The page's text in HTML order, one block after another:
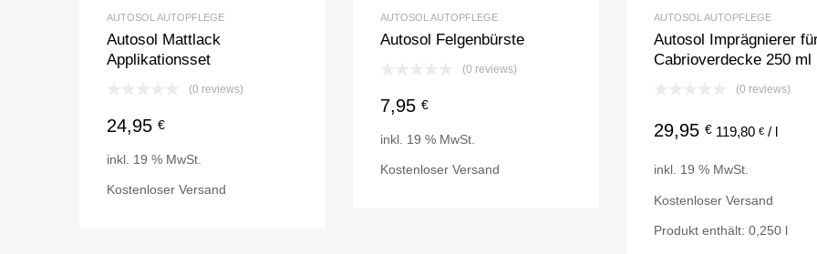
AUTOSOL AUTOPFLEGE
Autosol Mattlack
Applikationsset
(0 reviews)
24,95 €
inkl. 19 % MwSt.
Kostenloser Versand
AUTOSOL AUTOPFLEGE
Autosol Felgenbürste
(0 reviews)
7,95 €
inkl. 19 % MwSt.
Kostenloser Versand
AUTOSOL AUTOPFLEGE
Autosol Imprägnierer
Cabrioverdecke 250 ml
(0 reviews)
29,95 € 119,80 € / l
inkl. 19 % MwSt.
Kostenloser Versand
Produkt enthält: 0,250